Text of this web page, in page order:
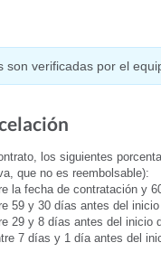
son verificadas por el
los siguientes
que no es reembolsable):
la fecha de contratación y
59 y 30 días antes del
29 y 8 días antes del inicio
7 días y 1 día antes del